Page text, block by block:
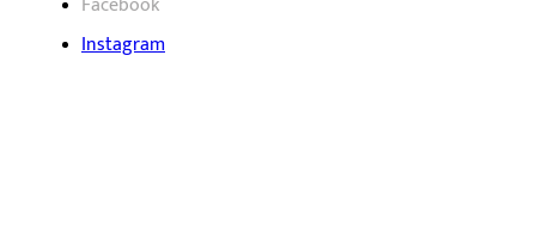
Instagram